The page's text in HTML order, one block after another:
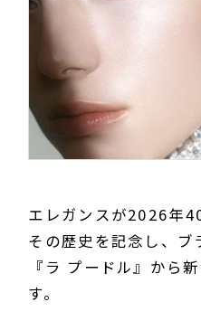
エレガンスが2026年
その歴史を記念し、ブ
『ラ プードル』から
す。